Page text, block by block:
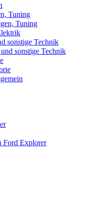
Tuning
Tuning
sonstige Technik
sonstige Technik
Ford Explorer